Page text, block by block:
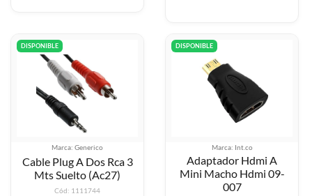
DISPONIBLE
Marca: Generico
Cable Plug A Dos Rca 3
Mts Suelto (Ac27)
Cód: 1111744
DISPONIBLE
Marca: Int.co
Adaptador Hdmi A
Mini Macho Hdmi 09-
007